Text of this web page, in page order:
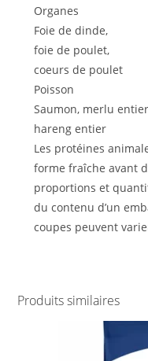
Organes
Foie de dinde,
foie de poulet,
coeurs de poulet
Poisson
Saumon, merlu
hareng entier
Les protéines
forme fraîche avant
proportions et
du contenu d’un
coupes peuvent
Produits similaires